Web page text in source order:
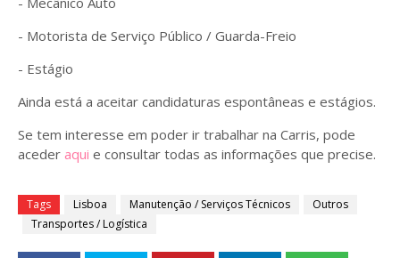
- Motorista de Serviço Público / Guarda-Freio
- Estágio
Ainda está a aceitar candidaturas espontâneas e estágios.
Se tem interesse em poder ir trabalhar na Carris, pode
aceder aqui e consultar todas as informações que precise.
Tags Lisboa Manutenção / Serviços Técnicos
Outros
Transportes / Logística